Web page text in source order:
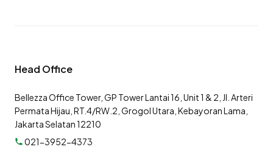
Head Office
Bellezza Office Tower, GP Tower Lantai 16, Unit 1 & 2, Jl. Arteri
Permata Hijau, RT.4/RW.2, Grogol Utara, Kebayoran Lama,
Jakarta Selatan 12210
021-3952-4373